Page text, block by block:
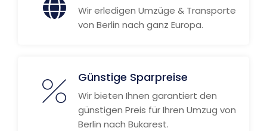
Wir erledigen Umzüge & Transporte
von Berlin nach ganz Europa.
Günstige Sparpreise
Wir bieten Ihnen garantiert den
günstigen Preis für Ihren Umzug von
Berlin nach Bukarest.